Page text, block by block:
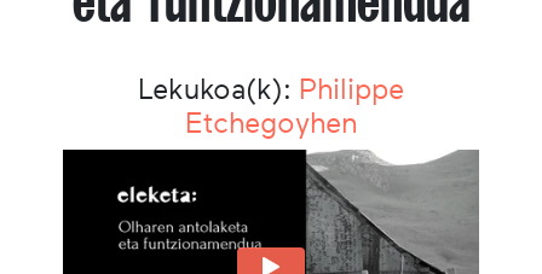
Lekukoa(k): Philippe
Etchegoyhen